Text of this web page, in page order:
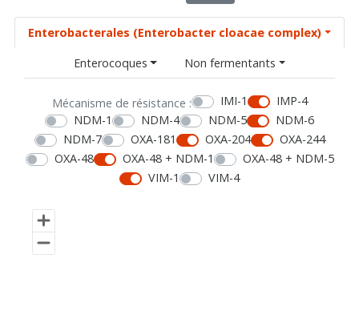
Enterobacterales (Enterobacter cloacae complex)
Enterocoques
Non fermentants
Mécanisme de résistance : IMI-1
IMP-4
NDM-1
NDM-4 NDM-5
NDM-6
NDM-7
OXA-181 OXA-204
OXA-244
OXA-48
OXA-48 + NDM-1
OXA-48 + NDM-5
VIM-1
VIM-4